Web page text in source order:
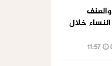
خلال